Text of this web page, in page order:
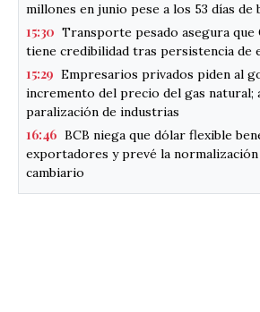
millones en junio pese a los 53 días de
15:30 Transporte pesado asegura que
tiene credibilidad tras persistencia de
15:29 Empresarios privados piden al
incremento del precio del gas natural;
paralización de industrias
16:46 BCB niega que dólar flexible
exportadores y prevé la
cambiario